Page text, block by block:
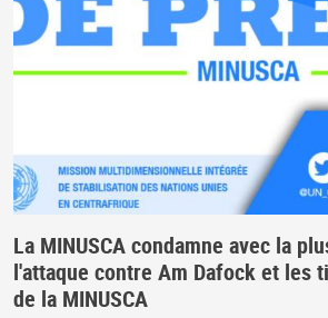
La MINUSCA condamne avec la
l'attaque contre Am Dafock et les
de la MINUSCA